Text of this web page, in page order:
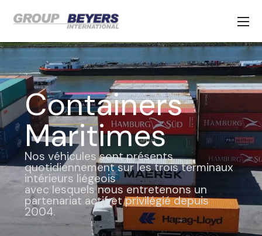
Containers
Maritimes
Nos véhicules sont présents
quotidiennement sur les trois terminaux
intérieurs liégeois
avec lesquels nous entretenons un
partenariat actif et privilégié depuis
2004.